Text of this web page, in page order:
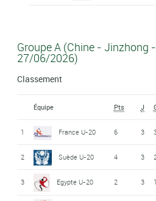
Groupe A (Chine -
27/06/2026)
Classement
Équipe Pts J
1 France U-20 6 3
2 Suède U-20 4 3
3 Egypte U-20 2 3 1